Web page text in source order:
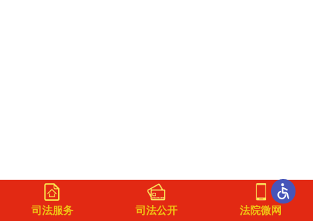
司法服务 司法公开 法院微网